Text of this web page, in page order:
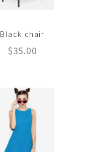
Black chair
$35.00